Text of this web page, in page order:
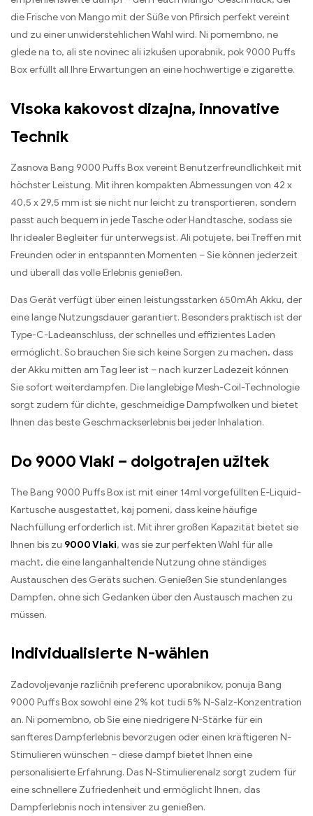
die Frische von Mango mit der Süße von Pfirsich perfekt vereint
und zu einer unwiderstehlichen Wahl wird. Ni pomembno, ne
glede na to, ali ste novinec ali izkušen uporabnik, pok 9000 Puffs
Box erfüllt all Ihre Erwartungen an eine hochwertige e zigarette.
Visoka kakovost dizajna, innovative
Technik
Zasnova Bang 9000 Puffs Box vereint Benutzerfreundlichkeit mit
höchster Leistung. Mit ihren kompakten Abmessungen von 42 x
40,5 x 29,5 mm ist sie nicht nur leicht zu transportieren, sondern
passt auch bequem in jede Tasche oder Handtasche, sodass sie
Ihr idealer Begleiter für unterwegs ist. Ali potujete, bei Treffen mit
Freunden oder in entspannten Momenten – Sie können jederzeit
und überall das volle Erlebnis genießen.
Das Gerät verfügt über einen leistungsstarken 650mAh Akku, der
eine lange Nutzungsdauer garantiert. Besonders praktisch ist der
Type-C-Ladeanschluss, der schnelles und effizientes Laden
ermöglicht. So brauchen Sie sich keine Sorgen zu machen, dass
der Akku mitten am Tag leer ist – nach kurzer Ladezeit können
Sie sofort weiterdampfen. Die langlebige Mesh-Coil-Technologie
sorgt zudem für dichte, geschmeidige Dampfwolken und bietet
Ihnen das beste Geschmackserlebnis bei jeder Inhalation.
Do 9000 Vlaki – dolgotrajen užitek
The Bang 9000 Puffs Box ist mit einer 14ml vorgefüllten E-Liquid-
Kartusche ausgestattet, kaj pomeni, dass keine häufige
Nachfüllung erforderlich ist. Mit ihrer großen Kapazität bietet sie
Ihnen bis zu 9000 Vlaki, was sie zur perfekten Wahl für alle
macht, die eine langanhaltende Nutzung ohne ständiges
Austauschen des Geräts suchen. Genießen Sie stundenlanges
Dampfen, ohne sich Gedanken über den Austausch machen zu
müssen.
Individualisierte N-wählen
Zadovoljevanje različnih preferenc uporabnikov, ponuja Bang
9000 Puffs Box sowohl eine 2% kot tudi 5% N-Salz-Konzentration
an. Ni pomembno, ob Sie eine niedrigere N-Stärke für ein
sanfteres Dampferlebnis bevorzugen oder einen kräftigeren N-
Stimulieren wünschen – diese dampf bietet Ihnen eine
personalisierte Erfahrung. Das N-Stimulierenalz sorgt zudem für
eine schnellere Zufriedenheit und ermöglicht Ihnen, das
Dampferlebnis noch intensiver zu genießen.